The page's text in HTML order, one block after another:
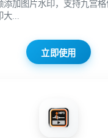
添加图片水印，支持九宫格
大...
立即使用